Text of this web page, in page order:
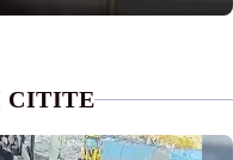
CITITE